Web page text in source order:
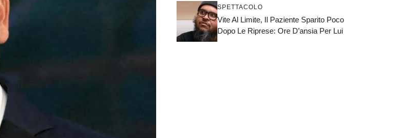
SPETTACOLO
Vite Al Limite, Il Paziente Sparito Poco
Dopo Le Riprese: Ore D’ansia Per Lui